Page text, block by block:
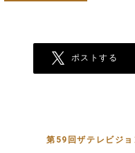
ポストする
第59回ザテレビジ